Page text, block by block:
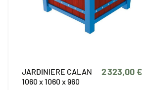
JARDINIERE CALAN
1060 x 1060 x 960
2 323,00 €